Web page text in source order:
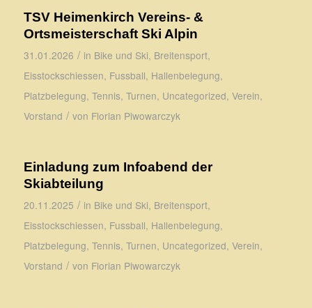
TSV Heimenkirch Vereins- &
Ortsmeisterschaft Ski Alpin
31.01.2026 / in Bike und Ski, Breitensport,
Eisstockschiessen, Fussball, Hallenbelegung,
Platzbelegung, Tennis, Turnen, Uncategorized, Verein,
Vorstand / von Florian Piwowarczyk
Einladung zum Infoabend der
Skiabteilung
20.11.2025 / in Bike und Ski, Breitensport,
Eisstockschiessen, Fussball, Hallenbelegung,
Platzbelegung, Tennis, Turnen, Uncategorized, Verein,
Vorstand / von Florian Piwowarczyk